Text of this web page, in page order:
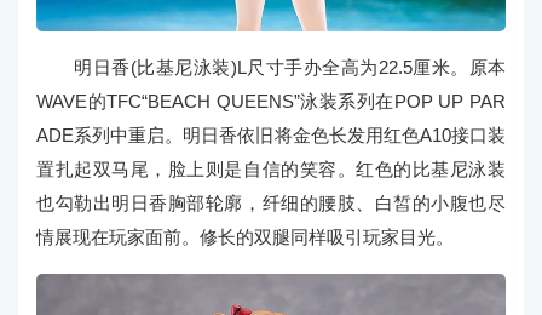
明日香(比基尼泳装)L尺寸手办全高为22.5厘米。原本
WAVE的TFC“BEACH QUEENS”泳装系列在POP UP PAR
ADE系列中重启。明日香依旧将金色长发用红色A10接口装
置扎起双马尾，脸上则是自信的笑容。红色的比基尼泳装
也勾勒出明日香胸部轮廓，纤细的腰肢、白皙的小腹也尽
情展现在玩家面前。修长的双腿同样吸引玩家目光。